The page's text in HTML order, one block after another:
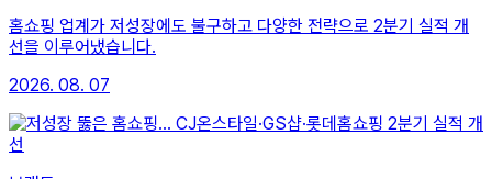
홈쇼핑 업계가 저성장에도 불구하고 다양한 전략으로 2분기 실적 개
선을 이루어냈습니다.
2026. 08. 07